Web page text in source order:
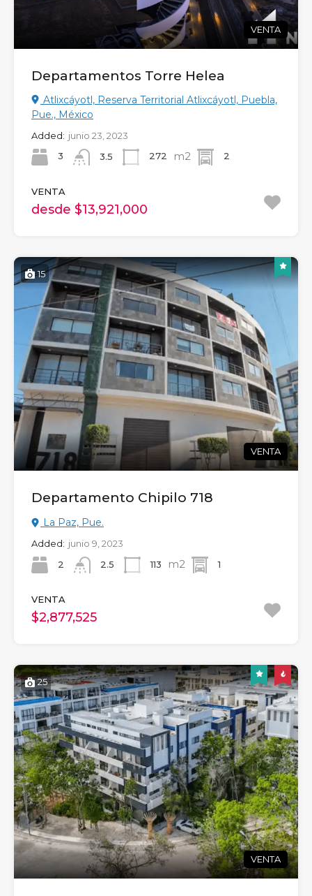
VENTA
Departamentos Torre Helea
Atlixcáyotl, Reserva Territorial Atlixcáyotl, Puebla,
Pue., México
Added: junio 23, 2023
3
3.5 272 m2 2
VENTA
desde $13,921,000
15
VENTA
Departamento Chipilo 718
La Paz, Pue.
Added: junio 9, 2023
2
2.5 113 m2 1
VENTA
$2,877,525
25
VENTA